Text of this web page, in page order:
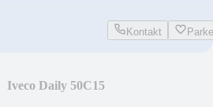
Kontakt
Iveco Daily 50C15